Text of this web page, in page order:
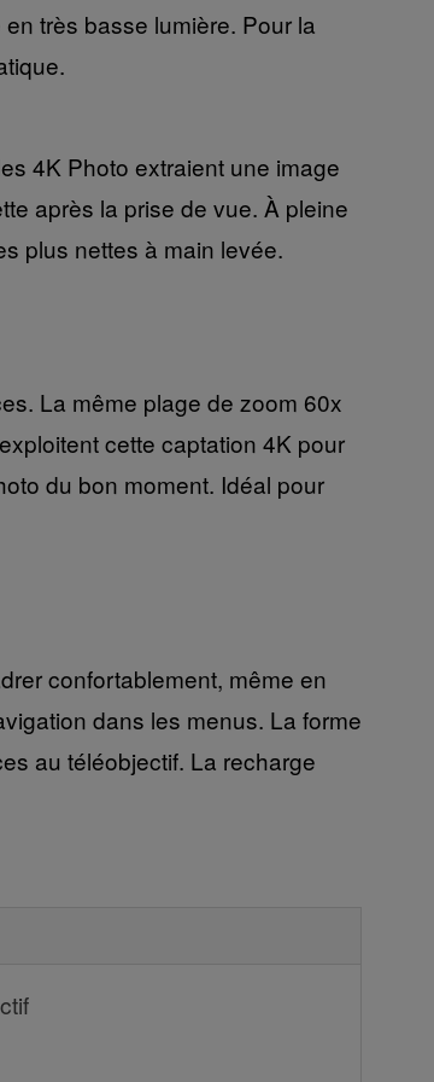
très basse lumière. Pour la
4K Photo extraient une image
après la prise de vue. À pleine
plus nettes à main levée.
La même plage de zoom 60x
cette captation 4K pour
du bon moment. Idéal pour
confortablement, même en
dans les menus. La forme
au téléobjectif. La recharge